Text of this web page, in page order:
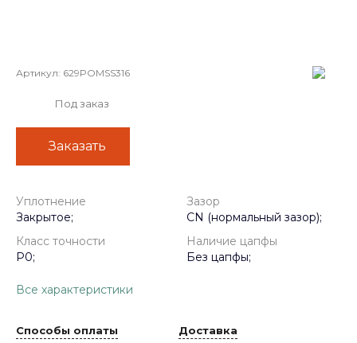
Артикул: 629POMSS316
Под заказ
Заказать
Уплотнение
Закрытое;
Зазор
CN (нормальный зазор);
Класс точности
P0;
Наличие цапфы
Без цапфы;
Все характеристики
Способы оплаты Доставка